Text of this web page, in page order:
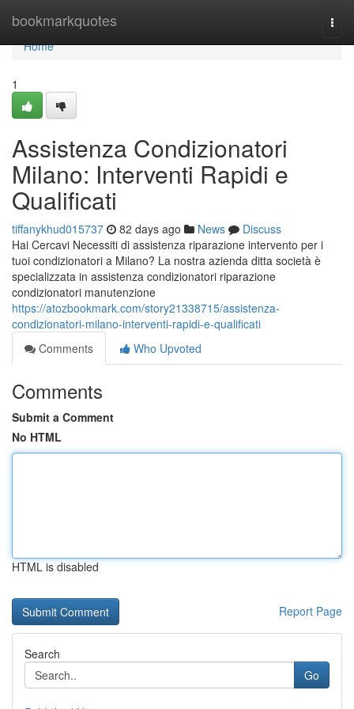
bookmarkquotes
Home
Home
1
Assistenza Condizionatori
Milano: Interventi Rapidi e
Qualificati
tiffanykhud015737 82 days ago News
Discuss
Hai Cercavi Necessiti di assistenza riparazione intervento per i
tuoi condizionatori a Milano? La nostra azienda ditta società è
specializzata in assistenza condizionatori riparazione
condizionatori manutenzione
https://atozbookmark.com/story21338715/assistenza-
condizionatori-milano-interventi-rapidi-e-qualificati
Comments
Who Upvoted
Comments
Submit a Comment
No HTML
HTML is disabled
Report Page
Search
Go